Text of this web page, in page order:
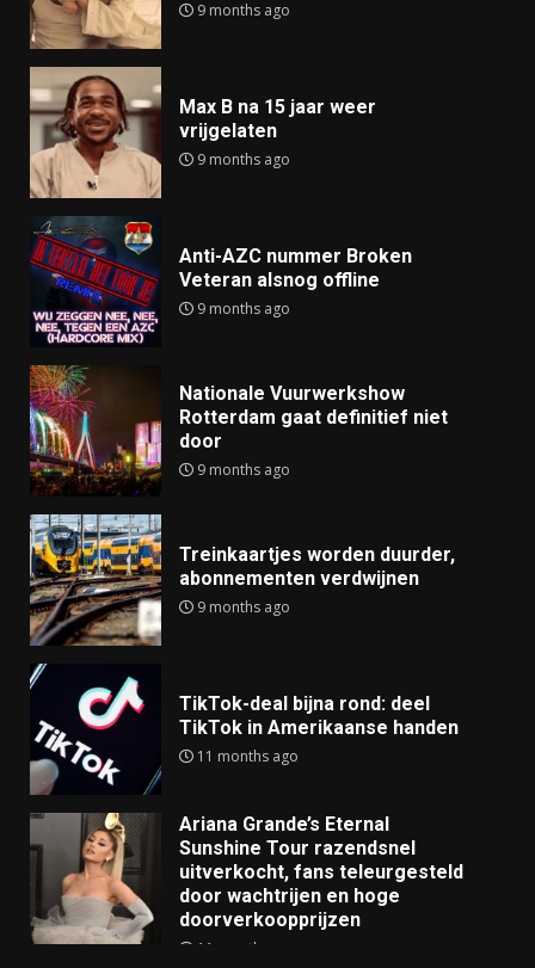
9 months ago
Max B na 15 jaar weer
vrijgelaten
9 months ago
Anti-AZC nummer Broken
Veteran alsnog offline
9 months ago
Nationale Vuurwerkshow
Rotterdam gaat definitief niet
door
9 months ago
Treinkaartjes worden duurder,
abonnementen verdwijnen
9 months ago
TikTok-deal bijna rond: deel
TikTok in Amerikaanse handen
11 months ago
Ariana Grande’s Eternal
Sunshine Tour razendsnel
uitverkocht, fans teleurgesteld
door wachtrijen en hoge
doorverkoopprijzen
11 months ago